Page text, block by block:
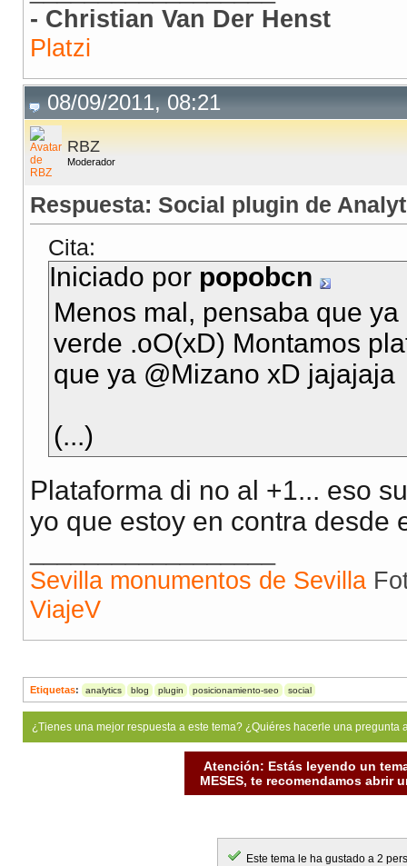
- Christian Van Der Henst
Platzi
08/09/2011, 08:21
RBZ
Moderador
Respuesta: Social plugin de
Cita:
Iniciado por popobcn
Menos mal, pensaba que
verde .oO(xD) Montamos
que ya @Mizano xD jajajaja
(...)
Plataforma di no al +1... eso
yo que estoy en contra
Sevilla monumentos de Sevilla
ViajeV
Etiquetas: analytics blog plugin posicionamiento-seo social
¿Tienes una mejor respuesta a este tema? ¿Quiéres hacerle una
Atención: Estás leyendo un
MESES, te recomendamos abrir
Este tema le ha gustado a 2